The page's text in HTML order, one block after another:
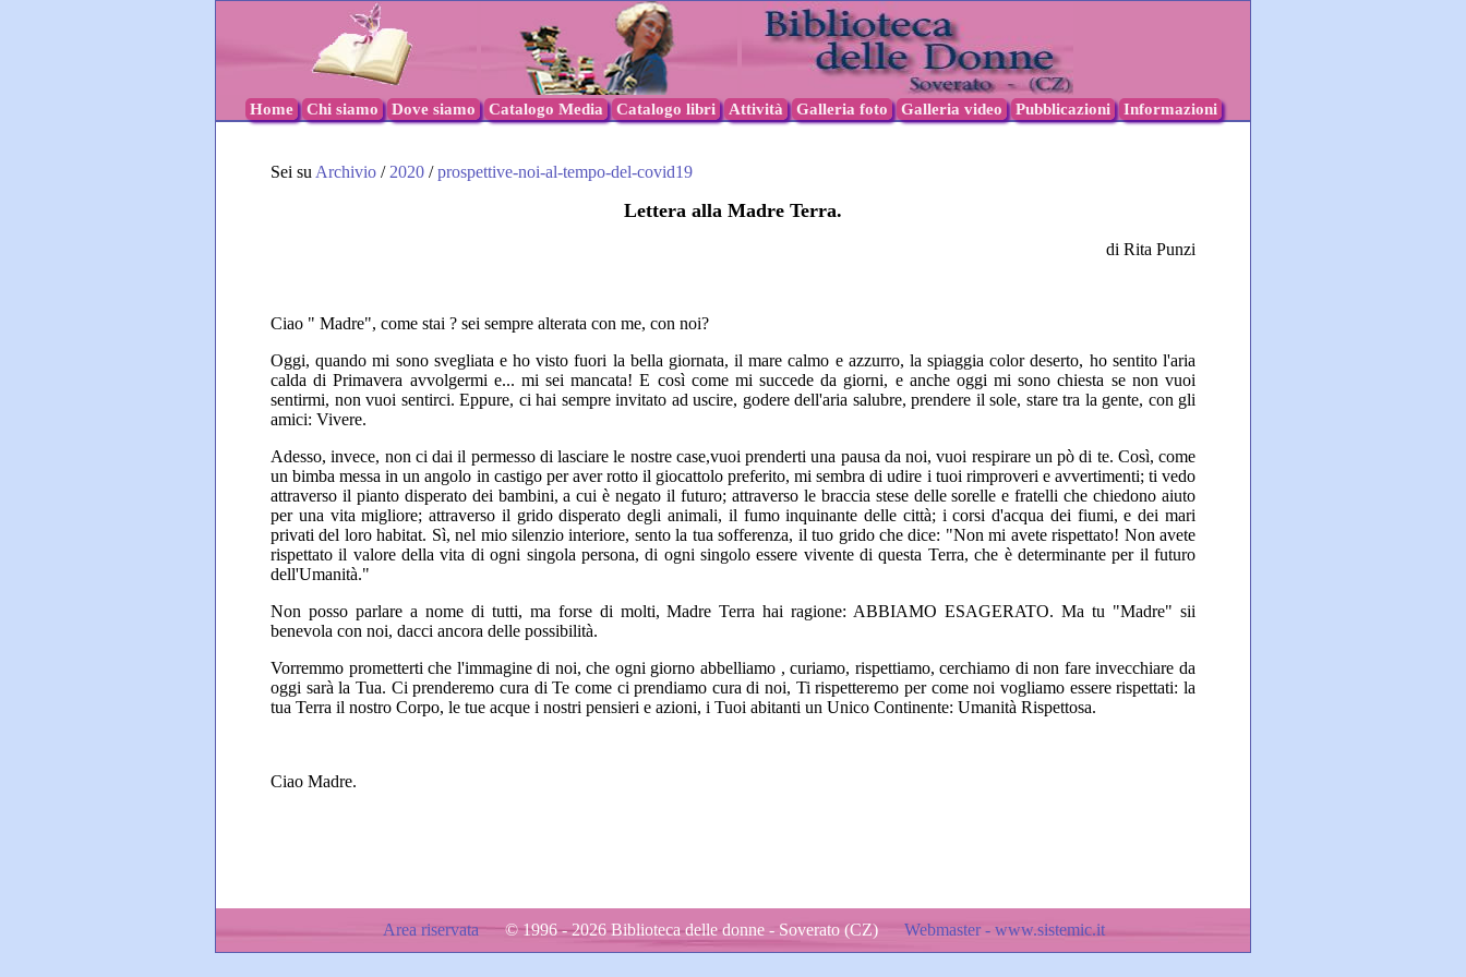
Home Chi siamo Dove siamo Catalogo Media Catalogo libri Attività Galleria foto Galleria video Pubblicazioni Informazioni
Sei su Archivio / 2020 /prospettive-noi-al-tempo-del-covid19
Lettera alla Madre Terra.
di Rita Punzi
Ciao " Madre", come stai ? sei sempre alterata con me, con noi?
Oggi, quando mi sono svegliata e ho visto fuori la bella giornata, il mare calmo e azzurro, la spiaggia color deserto, ho sentito l'aria
calda di Primavera avvolgermi e... mi sei mancata! E così come mi succede da giorni, e anche oggi mi sono chiesta se non vuoi
sentirmi, non vuoi sentirci. Eppure, ci hai sempre invitato ad uscire, godere dell'aria salubre, prendere il sole, stare tra la gente, con gli
amici: Vivere.
Adesso, invece, non ci dai il permesso di lasciare le nostre case,vuoi prenderti una pausa da noi, vuoi respirare un pò di te. Così, come
un bimba messa in un angolo in castigo per aver rotto il giocattolo preferito, mi sembra di udire i tuoi rimproveri e avvertimenti; ti vedo
attraverso il pianto disperato dei bambini, a cui è negato il futuro; attraverso le braccia stese delle sorelle e fratelli che chiedono aiuto
per una vita migliore; attraverso il grido disperato degli animali, il fumo inquinante delle città; i corsi d'acqua dei fiumi, e dei mari
privati del loro habitat. Sì, nel mio silenzio interiore, sento la tua sofferenza, il tuo grido che dice: "Non mi avete rispettato! Non avete
rispettato il valore della vita di ogni singola persona, di ogni singolo essere vivente di questa Terra, che è determinante per il futuro
dell'Umanità."
Non posso parlare a nome di tutti, ma forse di molti, Madre Terra hai ragione: ABBIAMO ESAGERATO. Ma tu "Madre" sii
benevola con noi, dacci ancora delle possibilità.
Vorremmo prometterti che l'immagine di noi, che ogni giorno abbelliamo , curiamo, rispettiamo, cerchiamo di non fare invecchiare da
oggi sarà la Tua. Ci prenderemo cura di Te come ci prendiamo cura di noi, Ti rispetteremo per come noi vogliamo essere rispettati: la
tua Terra il nostro Corpo, le tue acque i nostri pensieri e azioni, i Tuoi abitanti un Unico Continente: Umanità Rispettosa.
Ciao Madre.
Area riservata© 1996 - 2026 Biblioteca delle donne - Soverato (CZ) Webmaster - www.sistemic.it